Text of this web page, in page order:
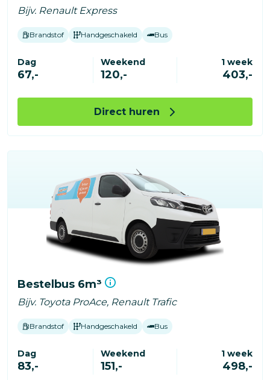
Bijv. Renault Express
Brandstof Handgeschakeld Bus
Dag
67,-
Weekend
120,-
1 week
403,-
Direct huren
Bestelbus 6m³
Bijv. Toyota ProAce, Renault Trafic
Brandstof Handgeschakeld Bus
Dag
83,-
Weekend
151,-
1 week
498,-